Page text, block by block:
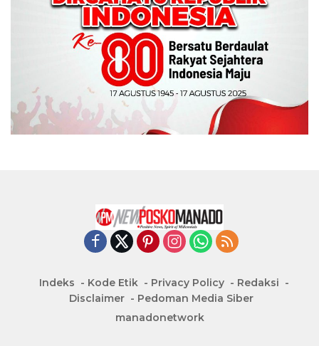
Indeks Kode Etik Privacy Policy
Redaksi
Disclaimer
Pedoman Media Siber
manadonetwork